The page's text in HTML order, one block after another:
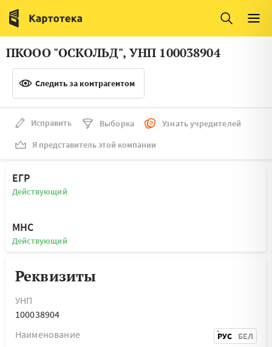
Италия
Люксембург
Литва
Нидерланды
ПКООО "ОСКОЛЬД", УНП 100038904
Следить за контрагентом
Исправить Выборка
Узнать учредителей
Я представитель этой компании
ЕГР
Действующий
МНС
Действующий
Реквизиты
УНП
100038904
Наименование
РУС БЕЛ